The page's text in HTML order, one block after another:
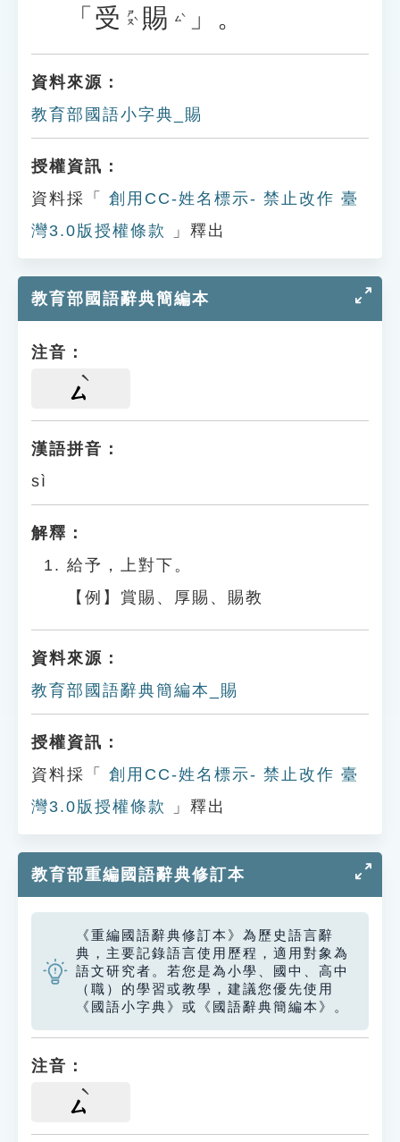
「 受 ㄕㄡˋ 賜 ㄙˋ 」 。
資料來源：
教育部國語小字典_賜
授權資訊：
資料採「
創用CC-姓名標示- 禁止改作 臺
灣3.0版授權條款
」釋出
教育部國語辭典簡編本
注音：
ㄙ
漢語拼音：
sì
解釋：
給予，上對下。
【例】賞賜、厚賜、賜教
資料來源：
教育部國語辭典簡編本_賜
授權資訊：
資料採「
創用CC-姓名標示- 禁止改作 臺
灣3.0版授權條款
」釋出
教育部重編國語辭典修訂本
《重編國語辭典修訂本》為歷史語言辭
典，主要記錄語言使用歷程，適用對象為
語文研究者。若您是為小學、國中、高中
（職）的學習或教學，建議您優先使用
《國語小字典》或《國語辭典簡編本》。
注音：
ㄙ